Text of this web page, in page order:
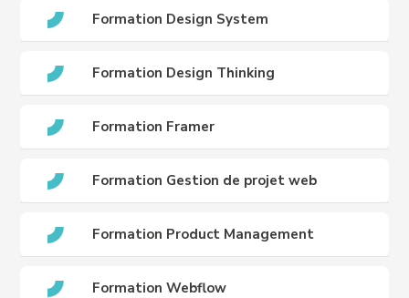
Formation Design System
Formation Design Thinking
Formation Framer
Formation Gestion de projet web
Formation Product Management
Formation Webflow